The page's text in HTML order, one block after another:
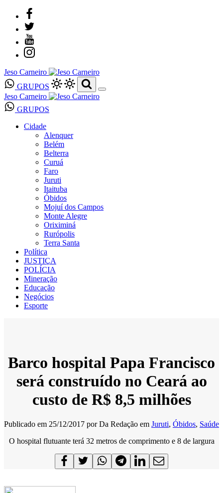
Jeso Carneiro
GRUPOS
Jeso Carneiro
GRUPOS
Cidade
Alenquer
Belém
Belterra
Curuá
Faro
Juruti
Itaituba
Óbidos
Mojuí dos Campos
Monte Alegre
Oriximiná
Rurópolis
Terra Santa
Política
JUSTIÇA
POLÍCIA
Mineração
Educação
Negócios
Esporte
Barco hospital Papa Francisco
será construído no Ceará ao
custo de R$ 8,5 milhões
Publicado em 25/12/2017 porDa Redação em Juruti, Óbidos, Saúde
O hospital flutuante terá 32 metros de comprimento e 8 de largura